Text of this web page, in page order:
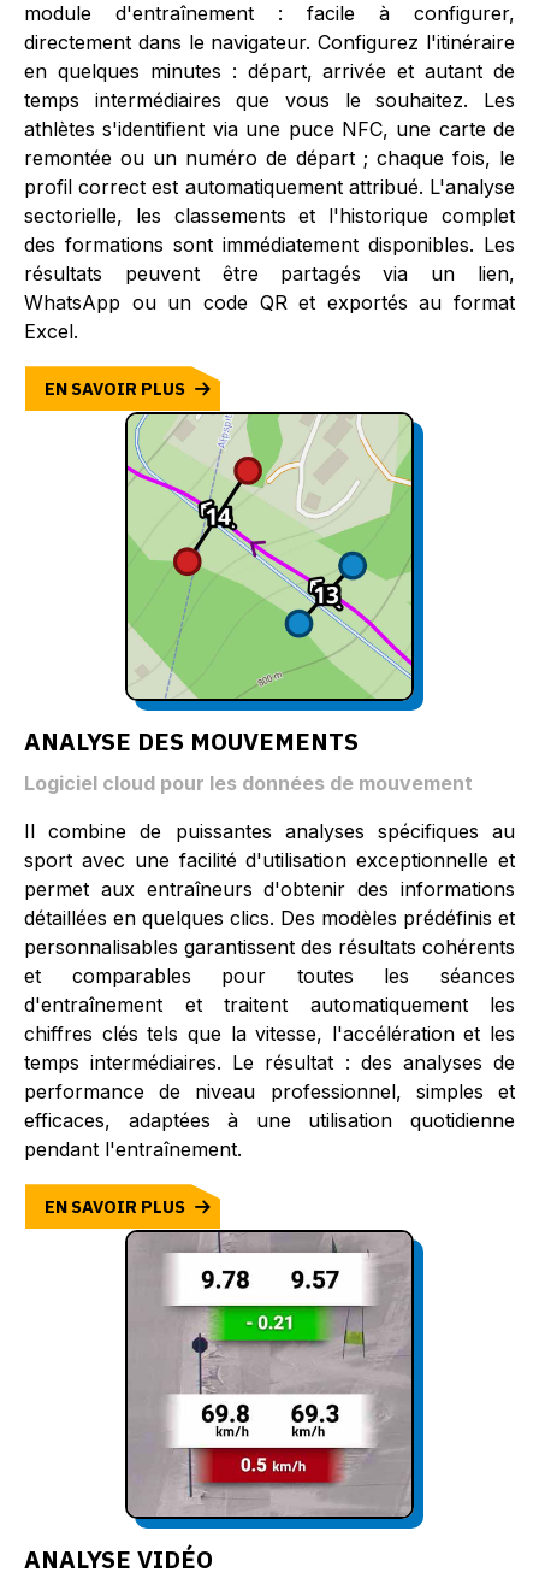
module d'entraînement : facile à configurer,
directement dans le navigateur. Configurez l'itinéraire
en quelques minutes : départ, arrivée et autant de
temps intermédiaires que vous le souhaitez. Les
athlètes s'identifient via une puce NFC, une carte de
remontée ou un numéro de départ ; chaque fois, le
profil correct est automatiquement attribué. L'analyse
sectorielle, les classements et l'historique complet
des formations sont immédiatement disponibles. Les
résultats peuvent être partagés via un lien,
WhatsApp ou un code QR et exportés au format
Excel.
EN SAVOIR PLUS
ANALYSE DES MOUVEMENTS
Logiciel cloud pour les données de mouvement
Il combine de puissantes analyses spécifiques au
sport avec une facilité d'utilisation exceptionnelle et
permet aux entraîneurs d'obtenir des informations
détaillées en quelques clics. Des modèles prédéfinis et
personnalisables garantissent des résultats cohérents
et comparables pour toutes les séances
d'entraînement et traitent automatiquement les
chiffres clés tels que la vitesse, l'accélération et les
temps intermédiaires. Le résultat : des analyses de
performance de niveau professionnel, simples et
efficaces, adaptées à une utilisation quotidienne
pendant l'entraînement.
EN SAVOIR PLUS
ANALYSE VIDÉO